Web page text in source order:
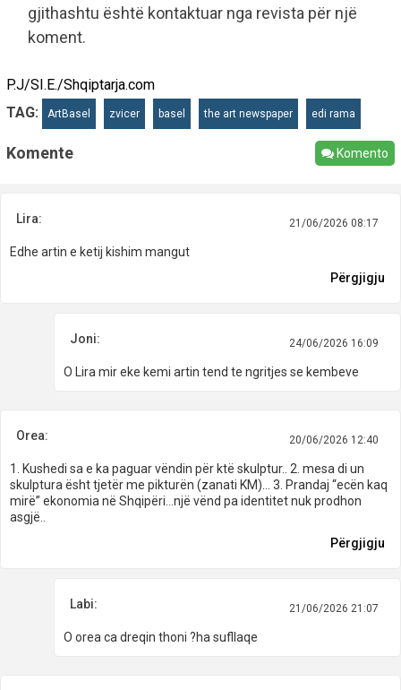
gjithashtu është kontaktuar nga revista për një
koment.
P.J/SI.E./Shqiptarja.com
TAG:
ArtBasel zvicer basel the art newspaper edi rama
Komente Komento
Lira: 21/06/2026 08:17
Edhe artin e ketij kishim mangut
Përgjigju
Joni: 24/06/2026 16:09
O Lira mir eke kemi artin tend te ngritjes se kembeve
Orea: 20/06/2026 12:40
1. Kushedi sa e ka paguar vëndin për ktë skulptur.. 2. mesa di un
skulptura ësht tjetër me pikturën (zanati KM)… 3. Prandaj “ecën kaq
mirë” ekonomia në Shqipëri…një vënd pa identitet nuk prodhon
asgjë..
Përgjigju
Labi: 21/06/2026 21:07
O orea ca dreqin thoni ?ha sufllaqe